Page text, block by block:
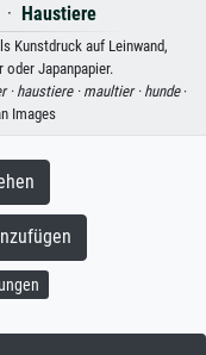
Haustiere
Kunstdruck auf Leinwand,
Japanpapier.
·haustiere · maultier · hunde·
Images